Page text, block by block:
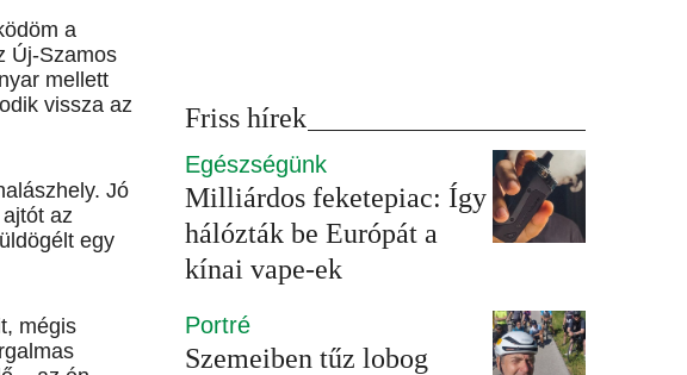
a
Új-Szamos
mellett
vissza az
Jó
az
egy
mégis
Friss hírek
Egészségünk
Milliárdos feketepiac: Így
hálózták be Európát a
kínai vape-ek
Portré
Szemeiben tűz lobog